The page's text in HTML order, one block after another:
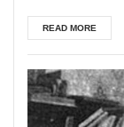
READ MORE